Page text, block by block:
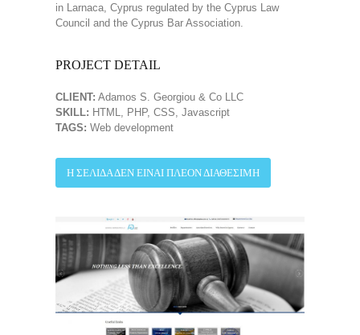
in Larnaca, Cyprus regulated by the Cyprus Law
Council and the Cyprus Bar Association.
PROJECT DETAIL
CLIENT: Adamos S. Georgiou & Co LLC
SKILL: HTML, PHP, CSS, Javascript
TAGS: Web development
Η ΣΕΛΊΔΑ ΔΕΝ ΕΊΝΑΙ ΠΛΈΟΝ ΔΙΑΘΈΣΙΜΗ